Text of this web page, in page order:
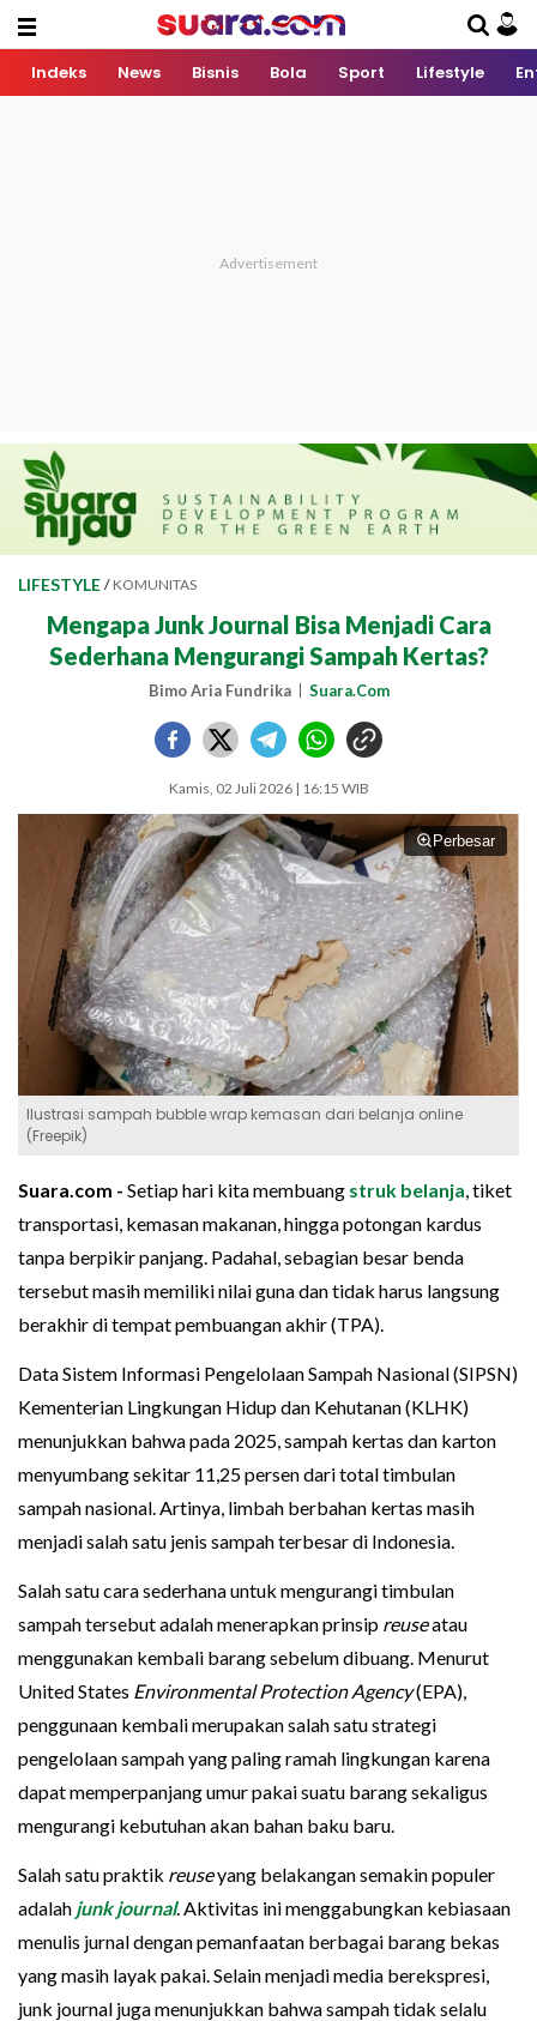
Indeks News Bisnis Bola Sport Lifestyle
LIFESTYLE / KOMUNITAS
Mengapa Junk Journal Bisa Menjadi Cara
Sederhana Mengurangi Sampah Kertas?
Bimo Aria Fundrika Suara.Com
Kamis, 02 Juli 2026 | 16:15 WIB
Perbesar
Ilustrasi sampah bubble wrap kemasan dari belanja online
(Freepik)
Suara.com - Setiap hari kita membuang struk belanja , tiket
transportasi, kemasan makanan, hingga potongan kardus
tanpa berpikir panjang. Padahal, sebagian besar benda
tersebut masih memiliki nilai guna dan tidak harus langsung
berakhir di tempat pembuangan akhir (TPA).
Data Sistem Informasi Pengelolaan Sampah Nasional (SIPSN)
Kementerian Lingkungan Hidup dan Kehutanan (KLHK)
menunjukkan bahwa pada 2025, sampah kertas dan karton
menyumbang sekitar 11,25 persen dari total timbulan
sampah nasional. Artinya, limbah berbahan kertas masih
menjadi salah satu jenis sampah terbesar di Indonesia.
Salah satu cara sederhana untuk mengurangi timbulan
sampah tersebut adalah menerapkan prinsip reuseatau
menggunakan kembali barang sebelum dibuang. Menurut
United States Environmental Protection Agency(EPA),
penggunaan kembali merupakan salah satu strategi
pengelolaan sampah yang paling ramah lingkungan karena
dapat memperpanjang umur pakai suatu barang sekaligus
mengurangi kebutuhan akan bahan baku baru.
Salah satu praktik reuseyang belakangan semakin populer
adalah junk journal. Aktivitas ini menggabungkan kebiasaan
menulis jurnal dengan pemanfaatan berbagai barang bekas
yang masih layak pakai. Selain menjadi media berekspresi,
junk journal juga menunjukkan bahwa sampah tidak selalu